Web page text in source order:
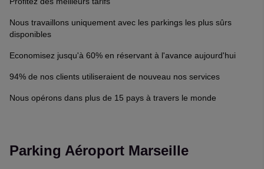
Nous travaillons uniquement avec les parkings les plus sûrs
disponibles
Economisez jusqu'à 60% en réservant à l'avance aujourd'hui
94% de nos clients utiliseraient de nouveau nos services
Nous opérons dans plus de 15 pays à travers le monde
Parking Aéroport Marseille